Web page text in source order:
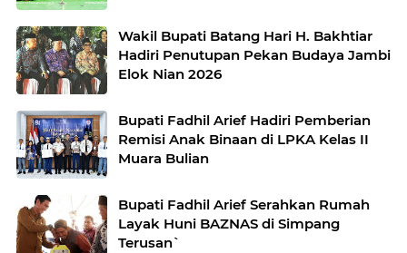
Wakil Bupati Batang Hari H. Bakhtiar
Hadiri Penutupan Pekan Budaya Jambi
Elok Nian 2026
Bupati Fadhil Arief Hadiri Pemberian
Remisi Anak Binaan di LPKA Kelas II
Muara Bulian
Bupati Fadhil Arief Serahkan Rumah
Layak Huni BAZNAS di Simpang
Terusan`